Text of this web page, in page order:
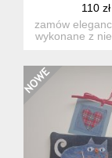
110 zł
zamów
wykonane z